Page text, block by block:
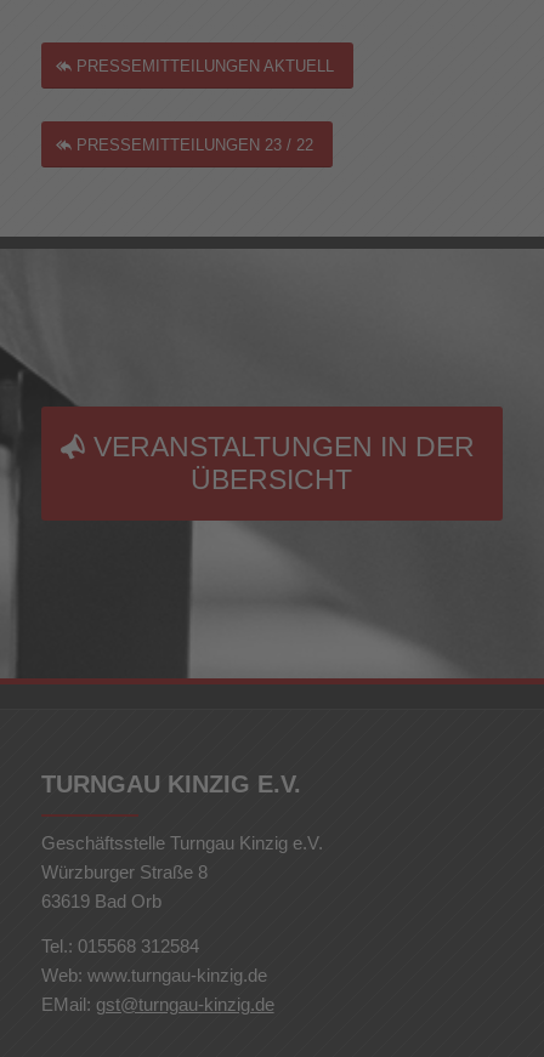
PRESSEMITTEILUNGEN AKTUELL
PRESSEMITTEILUNGEN 23 / 22
VERANSTALTUNGEN IN DER
ÜBERSICHT
TURNGAU KINZIG E.V.
Geschäftsstelle Turngau Kinzig e.V.
Würzburger Straße 8
63619 Bad Orb
Tel.: 015568 312584
Web: www.turngau-kinzig.de
EMail: gst@turngau-kinzig.de